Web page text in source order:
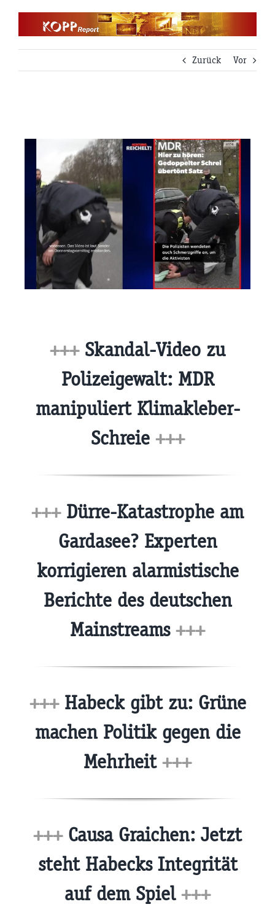
Zurück
Vor
+++Skandal-Video zu
Polizeigewalt: MDR
manipuliert Klimakleber-
Schreie +++
+++Dürre-Katastrophe am
Gardasee? Experten
korrigieren alarmistische
Berichte des deutschen
Mainstreams +++
+++Habeck gibt zu: Grüne
machen Politik gegen die
Mehrheit +++
+++Causa Graichen: Jetzt
steht Habecks Integrität
auf dem Spiel +++